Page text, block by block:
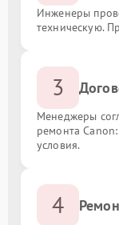
Инженеры
техническую.
3
Менеджеры
ремонта
условия.
4